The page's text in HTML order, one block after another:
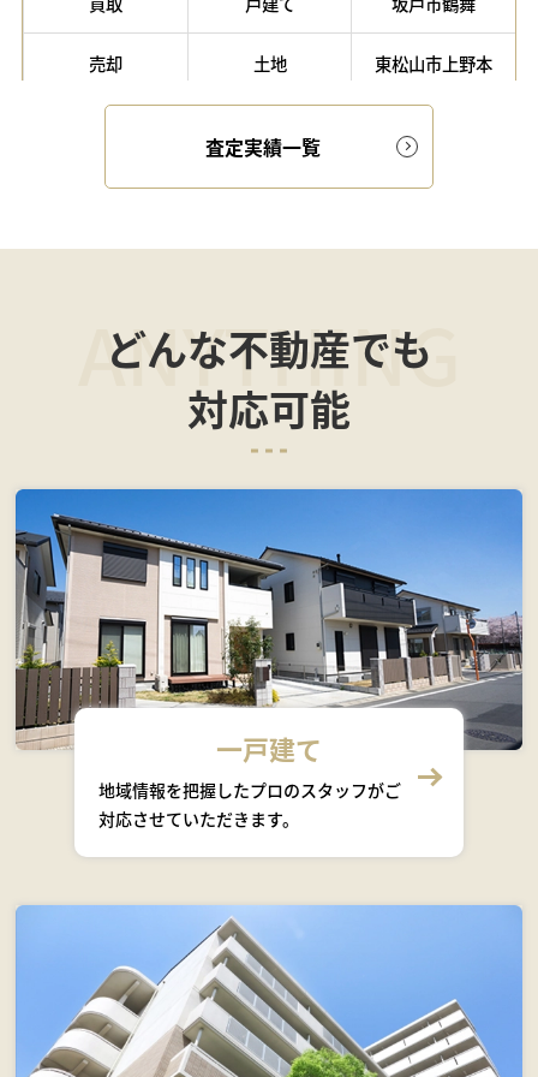
査定実績一覧
どんな不動産でも
対応可能
ANYTHING
一戸建て
地域情報を把握したプロのスタッフがご
対応させていただきます。